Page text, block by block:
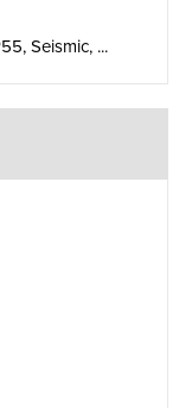
Seismic, ...